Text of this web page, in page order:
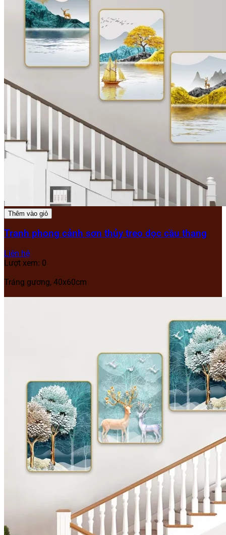
Thêm vào giỏ
Tranh phong cảnh sơn thủy treo dọc cầu thang
Liên hệ
Lượt xem: 0
Tráng gương, 40x60cm